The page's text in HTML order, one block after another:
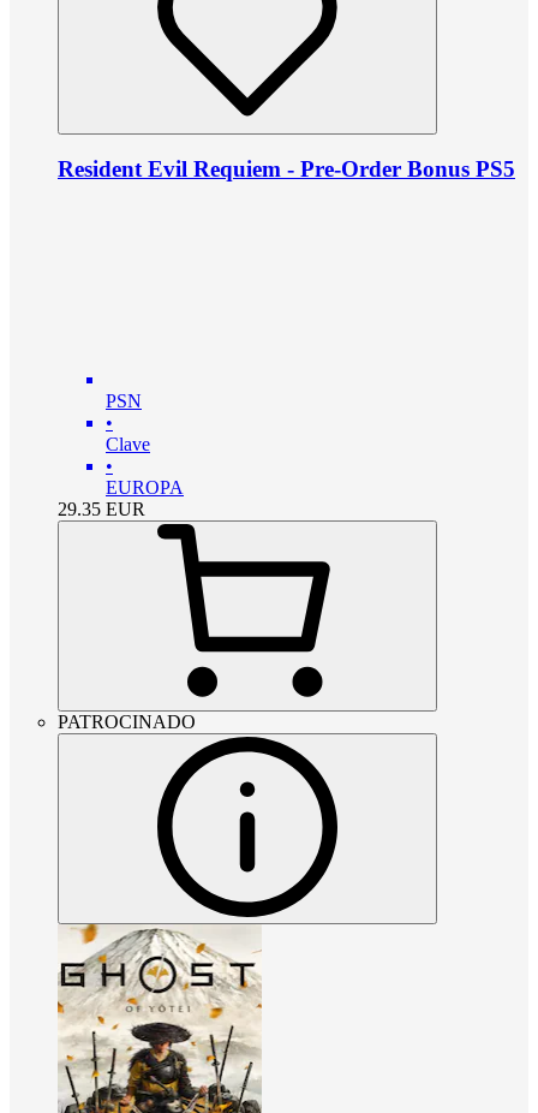
Resident Evil Requiem - Pre-Order Bonus PS5
PSN
•
Clave
•
EUROPA
29.35 EUR
PATROCINADO